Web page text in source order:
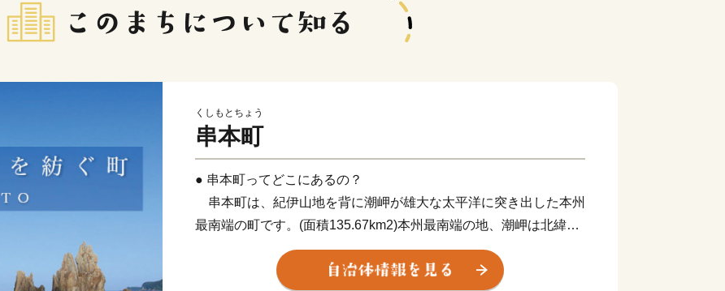
くしもとちょう
串本町
● 串本町ってどこにあるの？
串本町は、紀伊山地を背に潮岬が雄大な太平洋に突き出した本州
最南端の町です。(面積135.67km2)本州最南端の地、潮岬は北緯33
度26分、東経135度46分。これは、東京の八丈島とほぼ同緯度に位
置します。茫々たる太平洋に面し、東西に長く延びた海岸線はこの